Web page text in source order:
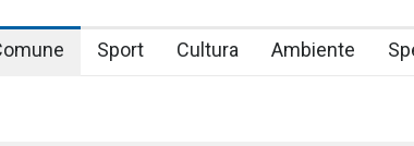
Sport Cultura Ambiente